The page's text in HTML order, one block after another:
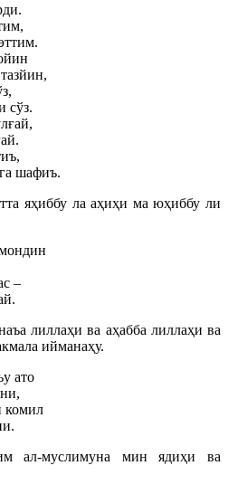
сўз.
шафиъ.
яҳиббу ла аҳиҳи ма юҳиббу ли
–
лиллаҳи ва аҳабба лиллаҳи ва
ийманаҳу.
ато
комил
ал-муслимуна мин ядиҳи ва